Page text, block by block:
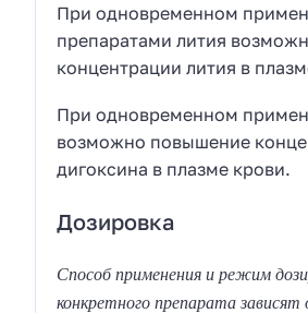
При одновременном
препаратами лития
концентрации лития в
При одновременном
возможно повышение
дигоксина в плазме крови.
Дозировка
Способ применения и режим
конкретного препарата